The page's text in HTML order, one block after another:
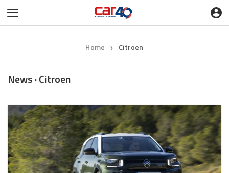
Home ❯ Citroen
News · Citroen